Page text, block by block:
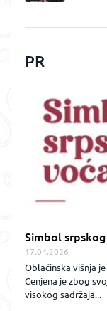
PR
Simbol
17.04.2026
Oblačinska višnja
Cenjena je zbog
visokog sadržaja...